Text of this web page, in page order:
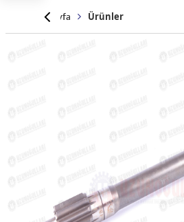
Anasayfa Ürünler